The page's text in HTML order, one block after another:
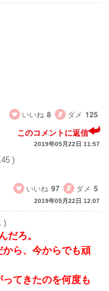
いいね 8 ダメ 125
このコメントに返信
2019年05月22日 11:57
)
いいね 97 ダメ 5
2019年05月22日 12:07
)
だろ。
から、今からでも頑
てきたのを何度も